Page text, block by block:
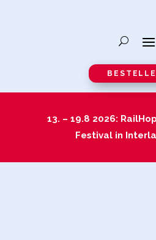
13. – 19.8 2026:
Festival in